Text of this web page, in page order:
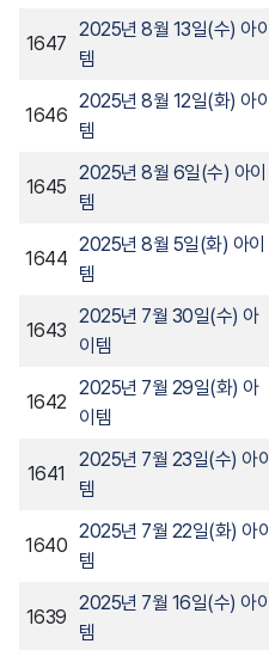
1647
2025년 8월 13일(수) 아이
템
1646
2025년 8월 12일(화) 아이
템
1645
2025년 8월 6일(수) 아이
템
1644
2025년 8월 5일(화) 아이
템
1643
2025년 7월 30일(수) 아
이템
1642
2025년 7월 29일(화) 아
이템
1641
2025년 7월 23일(수) 아이
템
1640
2025년 7월 22일(화) 아이
템
1639
2025년 7월 16일(수) 아이
템